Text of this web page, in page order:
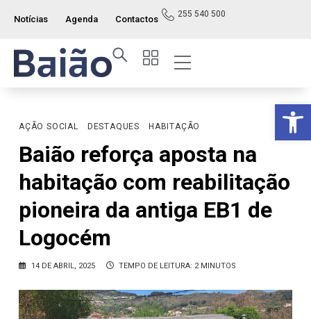
Notícias Agenda Contactos 255 540 500
AÇÃO SOCIAL DESTAQUES HABITAÇÃO
Baião reforça aposta na
habitação com reabilitação
pioneira da antiga EB1 de
Logocém
14 DE ABRIL, 2025 TEMPO DE LEITURA: 2 MINUTOS